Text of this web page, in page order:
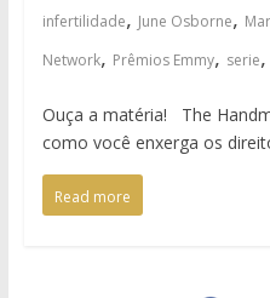
infertilidade, June Osborne,
Network, Prêmios Emmy, serie,
Ouça a matéria! The
como você enxerga os
Read more